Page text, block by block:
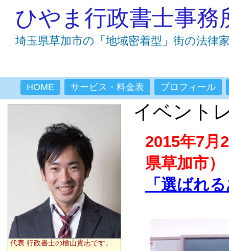
ひやま行政書士事務
埼玉県草加市の「地域密着型」街の法律
HOME サービス・料金表 プロフィール
代表 行政書士の檜山貴志です。
イベント
2015年7月
県草加市）
「選ばれ